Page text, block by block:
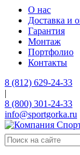
О нас
Доставка и
Гарантия
Монтаж
Портфолио
Контакты
8 (812) 629-24-33
|
8 (800) 301-24-33
info@sportgorka.ru